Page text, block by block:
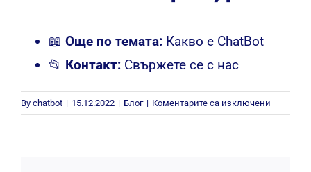
📖 Още по темата: Какво е ChatBot
📂 Контакт: Свържете се с нас
By chatbot | 15.12.2022 | Блог | Коментарите са изключени
Какви